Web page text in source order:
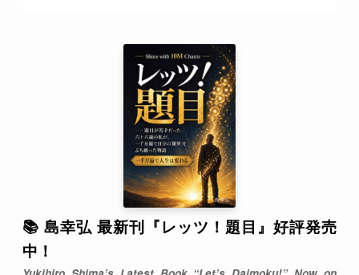
📚 島幸弘 最新刊『レッツ！題目』好評発売
中！